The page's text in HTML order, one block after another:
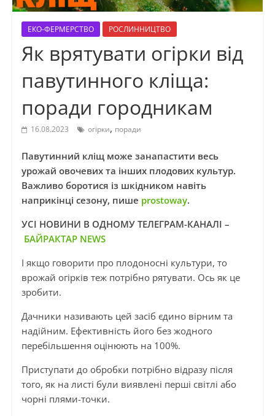
ЕКО-ФЕРМЕРСТВО РОСЛИННИЦТВО
Як врятувати огірки від
павутинного кліща:
поради городникам
16.08.2023 огірки, поради
Павутинний кліщ може занапастити весь
урожай овочевих та інших плодових культур.
Важливо боротися із шкідником навіть
наприкінці сезону, пише prostoway.
УСІ НОВИНИ В ОДНОМУ ТЕЛЕГРАМ-КАНАЛІ –
БАЙРАКТАР NEWS
І якщо говорити про плодоносні культури, то
врожай огірків теж потрібно рятувати. Ось як це
зробити.
Дачники називають цей засіб єдино вірним та
надійним. Ефективність його без жодного
перебільшення оцінюють на 100%.
Приступати до обробки потрібно відразу після
того, як на листі були виявлені перші світлі або
чорні плями-точки.